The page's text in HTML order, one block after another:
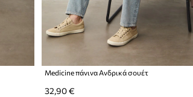
Medicine πάνινα Ανδρικά σουέτ
32,90 €